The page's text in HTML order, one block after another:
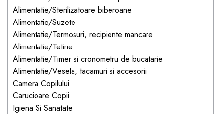
Siguranță auto copii
Tapet protector perete
camera copiilor
Incălzitoare biberoane
copii
Termosuri, recipiente
mâncare pentru copii
Suzete bebe
Jucarii muzicale
Jucării educative copii
Biciclete și Triciclete
Alimentatie/Sterilizatoare biberoane
Alimentatie/Suzete
Alimentatie/Termosuri, recipiente mancare
Alimentatie/Tetine
Alimentatie/Timer si cronometru de bucatarie
Alimentatie/Vesela, tacamuri si accesorii
Camera Copilului
Carucioare Copii
Igiena Si Sanatate